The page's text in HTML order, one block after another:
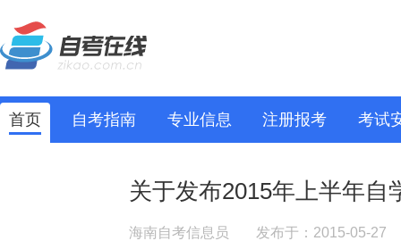
首页 自考指南 专业信息 注册报考 考试
关于发布2015年上半年自
海南自考信息员 发布于：2015-05-27